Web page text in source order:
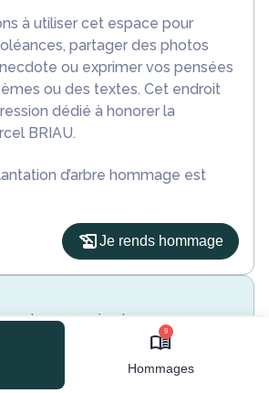
9
Hommages
à utiliser cet espace pour
partager des photos
ou exprimer vos pensées
ou des textes. Cet endroit
dédié à honorer la
BRIAU.
d’arbre hommage est
Je rends hommage
2020 à 11h00
Bléré